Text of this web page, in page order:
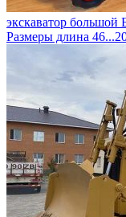
экскаватор большой
Размеры длина 46...